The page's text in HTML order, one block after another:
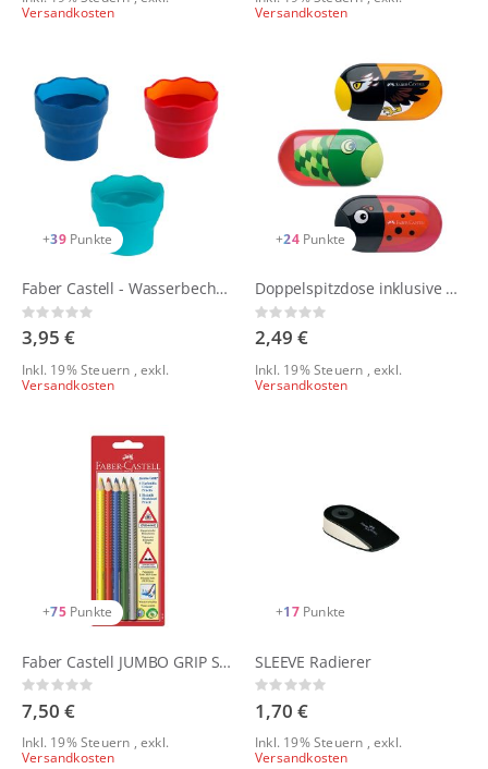
Versandkosten
Versandkosten
+39 Punkte
Faber Castell - Wasserbecher Clic&Go
Rating:
0%
3,95 €
Inkl. 19% Steuern ,exkl.
Versandkosten
+24 Punkte
Doppelspitzdose inklusive Radierer - diverse Motive
Rating:
0%
2,49 €
Inkl. 19% Steuern ,exkl.
Versandkosten
+75 Punkte
Faber Castell JUMBO GRIP Set Blisterkarte
Rating:
0%
7,50 €
Inkl. 19% Steuern ,exkl.
Versandkosten
+17 Punkte
SLEEVE Radierer
Rating:
0%
1,70 €
Inkl. 19% Steuern ,exkl.
Versandkosten